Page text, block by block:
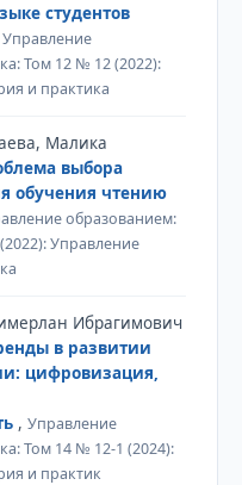
студентов
Управление
Том 12 № 12 (2022):
и практика
Малика
выбора
обучения чтению
образованием:
Управление
Ибрагимович
в развитии
цифровизация,
, Управление
Том 14 № 12-1 (2024):
и практик